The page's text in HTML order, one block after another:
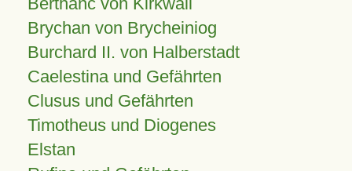
Brychan von Brycheiniog
Burchard II. von Halberstadt
Caelestina und Gefährten
Clusus und Gefährten
Timotheus und Diogenes
Elstan